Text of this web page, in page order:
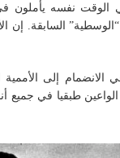
الوقت نفسه يأملون
“الوسطية” السابقة.
إلى الأممية
طبقيا في جميع